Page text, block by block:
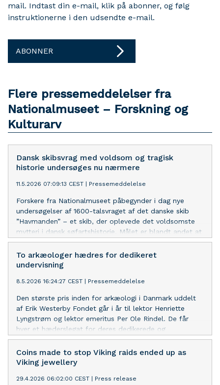
mail. Indtast din e-mail, klik på abonner, og følg
instruktionerne i den udsendte e-mail.
ABONNER
Flere pressemeddelelser fra
Nationalmuseet – Forskning og
Kulturarv
Dansk skibsvrag med voldsom og tragisk
historie undersøges nu nærmere
11.5.2026 07:09:13 CEST Pressemeddelelse
Forskere fra Nationalmuseet påbegynder i dag nye
undersøgelser af 1600-talsvraget af det danske skib
”Havmanden” – et skib, der oplevede det voldsomste
mytteri i dansk søfartshistorie. Målet er blandt andet at
finde flere detaljer om menneskene ombord, som
oplevede skibets tragiske skæbne.
To arkæologer hædres for dedikeret
undervisning
8.5.2026 16:24:27 CEST Pressemeddelelse
Den største pris inden for arkæologi i Danmark uddelt
af Erik Westerby Fondet går i år til lektor Henriette
Lyngstrøm og lektor emeritus Per Ole Rindel. De får
hver et hæderslegat for deres dedikerede og
mangeårige indsats i undervisningen af de unge
arkæologistuderende på Københavns Universitet.
Coins made to stop Viking raids ended up as
Viking jewellery
29.4.2026 06:02:00 CEST Press release